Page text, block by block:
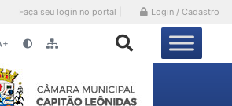
Faça seu login no portal | Login / Cadastro